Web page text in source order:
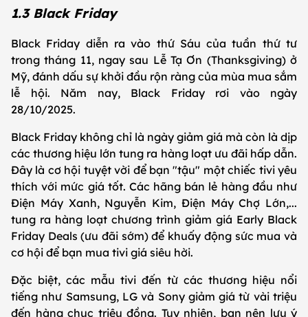
1.3 Black Friday
Black Friday diễn ra vào thứ Sáu của tuần thứ tư
trong tháng 11, ngay sau Lễ Tạ Ơn (Thanksgiving) ở
Mỹ, đánh dấu sự khởi đầu rộn ràng của mùa mua sắm
lễ hội. Năm nay, Black Friday rơi vào ngày
28/10/2025.
Black Friday không chỉ là ngày giảm giá mà còn là dịp
các thương hiệu lớn tung ra hàng loạt ưu đãi hấp dẫn.
Đây là cơ hội tuyệt vời để bạn "tậu" một chiếc tivi yêu
thích với mức giá tốt. Các hãng bán lẻ hàng đầu như
Điện Máy Xanh, Nguyễn Kim, Điện Máy Chợ Lớn,...
tung ra hàng loạt chương trình giảm giá Early Black
Friday Deals (ưu đãi sớm) để khuấy động sức mua và
cơ hội để bạn mua tivi giá siêu hời.
Đặc biệt, các mẫu tivi đến từ các thương hiệu nổi
tiếng như Samsung, LG và Sony giảm giá từ vài triệu
đến hàng chục triệu đồng. Tuy nhiên, bạn nên lưu ý